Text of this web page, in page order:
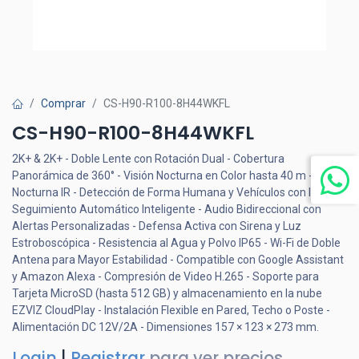
Comprar CS-H90-R100-8H44WKFL
CS-H90-R100-8H44WKFL
2K+ & 2K+ - Doble Lente con Rotación Dual - Cobertura
Panorámica de 360° - Visión Nocturna en Color hasta 40 m - Visión
Nocturna IR - Detección de Forma Humana y Vehículos con IA -
Seguimiento Automático Inteligente - Audio Bidireccional con
Alertas Personalizadas - Defensa Activa con Sirena y Luz
Estroboscópica - Resistencia al Agua y Polvo IP65 - Wi-Fi de Doble
Antena para Mayor Estabilidad - Compatible con Google Assistant
y Amazon Alexa - Compresión de Video H.265 - Soporte para
Tarjeta MicroSD (hasta 512 GB) y almacenamiento en la nube
EZVIZ CloudPlay - Instalación Flexible en Pared, Techo o Poste -
Alimentación DC 12V/2A - Dimensiones 157 × 123 × 273 mm.